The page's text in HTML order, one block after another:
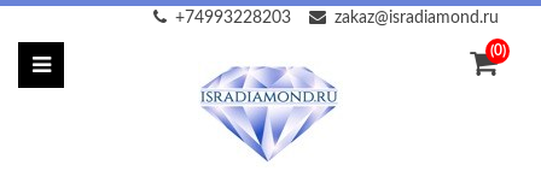
zakaz@isradiamond.ru
+74993228203
(0)